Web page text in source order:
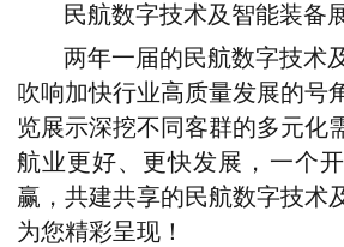
民航数字技术及智能装备
两年一届的民航数字技术
吹响加快行业高质量发展的号
览展示深挖不同客群的多元化
航业更好、更快发展，一个
赢，共建共享的民航数字技术
为您精彩呈现！